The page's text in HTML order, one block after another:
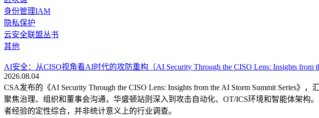
身份管理IAM
隐私保护
云安全联盟丛书
其他
AI安全：从CISO视角看AI时代的攻防重构（AI Security Through the CISO Lens: Insights from
2026.08.04
CSA发布的《AI Security Through the CISO Lens: Insights from the AI Storm Summit Series
聚焦治理、组织和董事会沟通，华盛顿站则深入到攻击自动化、OT/ICS环境和智能体架构
者经验的定性综合，并非统计意义上的行业调查。